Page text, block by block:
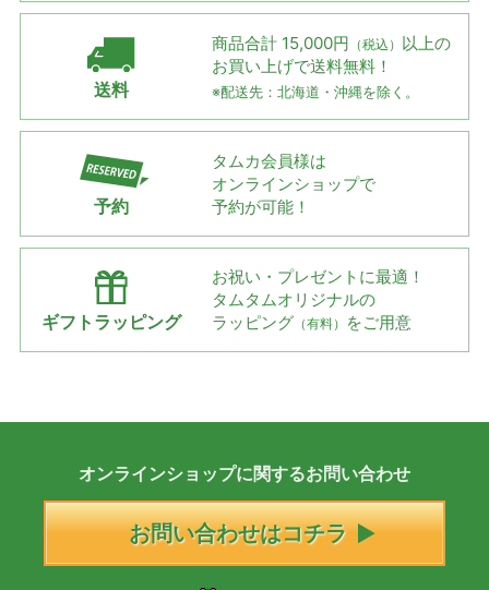
送料
商品合計 15,000円 （税込） 以上の
お買い上げで送料無料！
※配送先：北海道・沖縄を除く。
予約
タムカ会員様は
オンラインショップで
予約が可能！
ギフトラッピング
お祝い・プレゼントに最適！
タムタムオリジナルの
ラッピング （有料） をご用意
オンラインショップに関するお問い合わせ
お問い合わせはコチラ